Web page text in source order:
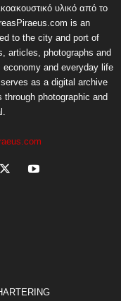
υλικό από το
is an
to the city and port of
articles, photographs and
and everyday life
as a digital archive
photographic and